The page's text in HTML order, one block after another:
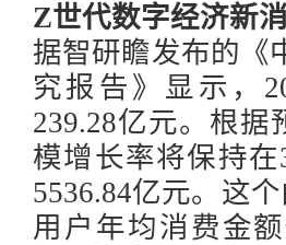
Z世代数字经济新
据智研瞻发布的《
究报告》显示，
239.28亿元。根据
模增长率将保持在
5536.84亿元。这
用户年均消费金